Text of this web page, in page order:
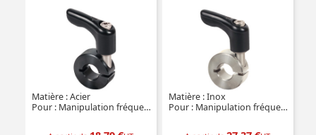
Matière : Acier
Pour : Manipulation fréquente
Matière : Inox
Pour : Manipulation fréquente